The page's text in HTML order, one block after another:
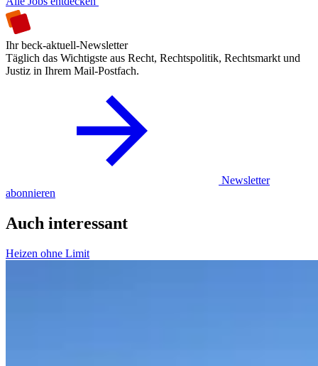
Ihr beck-aktuell-Newsletter
Täglich das Wichtigste aus Recht, Rechtspolitik, Rechtsmarkt und
Justiz in Ihrem Mail-Postfach.
Newsletter
abonnieren
Auch interessant
Heizen ohne Limit